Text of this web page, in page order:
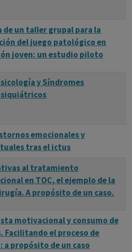
de un taller grupal para la
del juego patológico en
joven: un estudio piloto
y Síndromes
emocionales y
tras el ictus
al tratamiento
en TOC, el ejemplo de la
A propósito de un caso.
motivacional y consumo de
Facilitando el proceso de
a propósito de un caso